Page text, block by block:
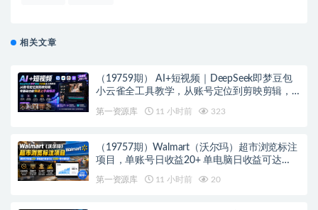
相关文章
（19759期） AI+短视频｜DeepSeek即梦豆包
小云雀全工具教学，从账号定位到剪映剪辑，
第一资源库 11 小时前 323
（19757期）Walmart（沃尔玛）超市浏览标注
项目，单账号日收益20+ 单电脑日收益可达
第一资源库 11 小时前 20